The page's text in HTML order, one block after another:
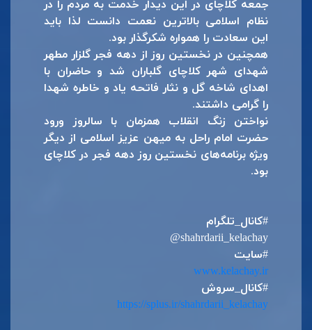
جمعه کلاچای در این دیدار خدمت به مردم را در
نظام اسلامی بالاترین نعمت دانست لذا باید
این سعادت را همواره شکرگذار بود.
همچنین در نخستین روز از دهه فجر گلزار مطهر
شهدای شهر کلاچای گلباران شد و حاضران با
اهدای شاخه گل و نثار فاتحه یاد و خاطره شهدا
را گرامی داشتند.
نواختن زنگ انقلاب همزمان با سالروز ورود
حضرت امام راحل به میهن عزیز اسلامی از دیگر
ویژه برنامه‌های نخستین روز دهه فجر در کلاچای
بود.
#کانال_تلگرام
@shahrdarii_kelachay
#سایت
www.kelachay.ir
#کانال_سروش
https://splus.ir/shahrdarii_kelachay